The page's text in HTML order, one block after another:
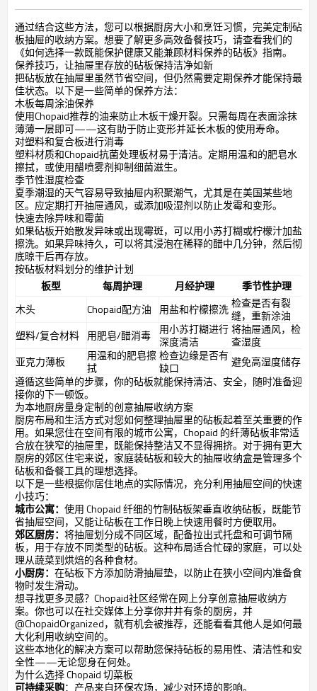
通过结合这些方法，您可以根据厨房大小和烹饪习惯，完美定制砧
板抽屉的收纳方案。想要了解更多高效备餐技巧，请查看我们的
《如何选择一款既能保护健康又能兼顾材料保养的砧板》指南。
保养技巧，让抽屉里存放的砧板保持洁净如新
把砧板放在抽屉里虽然节省空间，但仍然需要定期保养才能保持最
佳状态。以下是一些简单的保养方法：
木板每周涂油保养
使用Chopaid推荐的油来防止木板干燥开裂。只需每周在表面涂抹
薄薄一层即可——这有助于防止变形并延长木板的使用寿命。
对塑料和复合板进行消毒
塑料材质和Chopaid抗菌处理板材易于清洁。定期用温和的肥皂水
擦拭，或使用醋喷雾剂抑制细菌滋生。
季节性湿度检查
夏季潮湿的天气容易导致抽屉内积聚潮气，尤其是在美国某些地
区。应定期打开抽屉通风，或添加吸湿剂以防止发霉和变形。
快速去除异味和霉菌
如果砧板开始散发异味或出现霉斑，可以用小苏打糊或柠檬汁加盐
擦洗。如果异味持久，可以将其浸泡在稀释的醋中几分钟，然后彻
底晾干后再存放。
按砧板材料划分的维护计划
板型
每周护理 月经护理
季节性护理
木头
Chopaid配方油 用盐和柠檬擦洗检查是否有裂
缝，重新涂油
塑料/复合材料 用肥皂/醋消毒
用小苏打糊进行
深度清洁
将抽屉通风，检
查湿度
亚克力薄板
用温和的肥皂擦
拭
检查边缘是否有
缺口
避免高湿度储存
遵循这些简单的步骤，你的砧板就能保持清洁、安全，随时准备迎
接你的下一顿饭。
为本地厨房量身定制的创意抽屉收纳方案
厨房布局和生活方式对您如何整理抽屉里的砧板起着至关重要的作
用。如果您住在空间有限的城市公寓，Chopaid 的纤薄砧板非常适
合放在狭窄的抽屉里，既能保持整洁又不显得拥挤。对于拥有更大
厨房的郊区住宅来说，家庭装砧板和较大的抽屉收纳盒是管理多个
砧板和备餐工具的理想选择。
以下是一些根据你居住地点的实际情况，充分利用抽屉空间的快速
小技巧：
城市公寓： 使用 Chopaid 纤细的竹制砧板架垂直收纳砧板，既能节
省抽屉空间，又能让砧板在工作日晚上快速用餐时方便取用。
郊区厨房： 将抽屉划分成不同区域，配备拉出式托盘和可调节隔
板，用于存放不同类型的砧板。这种布局适合忙碌的家庭，可以处
理从蔬菜到烘焙的各种食材。
小厨房： 在砧板下方添加防滑抽屉垫，以防止在狭小空间内准备食
物时发生滑动。
想寻找更多灵感？Chopaid社区经常在网上分享创意抽屉收纳方
案。你也可以在社交媒体上分享你井井有条的厨房，并
@ChopaidOrganized，就有机会被推荐，还能看看其他人是如何最
大化利用收纳空间的。
这些本地化的解决方案可以帮助您保持砧板的易用性、清洁性和安
全性——无论您身在何处。
为什么选择 Chopaid 切菜板
可持续采购：产品来自环保农场，减少对环境的影响。